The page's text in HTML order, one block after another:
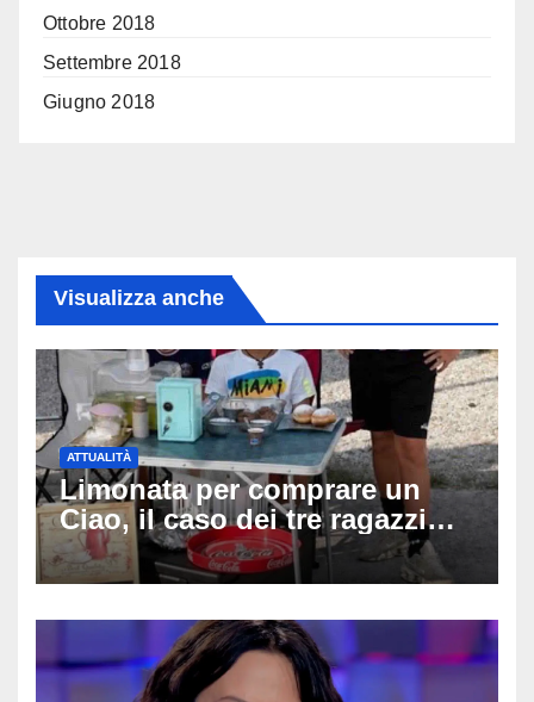
Ottobre 2018
Settembre 2018
Giugno 2018
Visualizza anche
ATTUALITÀ
Limonata per comprare un
Ciao, il caso dei tre ragazzi
divide l’Italia: Fedriga li invita
in Regione, Vannacci li